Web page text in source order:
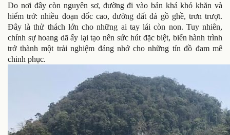
Do nơi đây còn nguyên sơ, đường đi vào bản khá khó khăn và
hiểm trở: nhiều đoạn dốc cao, đường đất đá gồ ghề, trơn trượt.
Đây là thử thách lớn cho những ai tay lái còn non. Tuy nhiên,
chính sự hoang dã ấy lại tạo nên sức hút đặc biệt, biến hành trình
trở thành một trải nghiệm đáng nhớ cho những tín đồ đam mê
chinh phục.